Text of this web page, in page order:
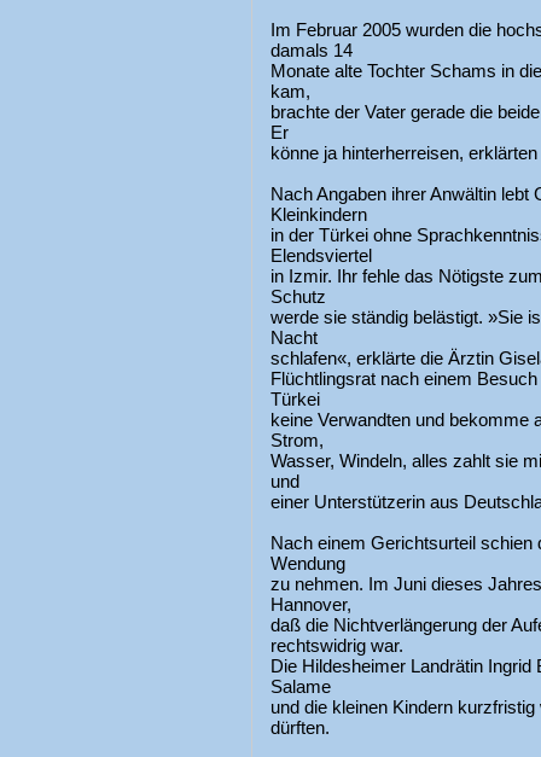
Im Februar 2005 wurden die
damals 14
Monate alte Tochter Schams in
kam,
brachte der Vater gerade die
Er
könne ja hinterherreisen,
Nach Angaben ihrer Anwältin lebt
Kleinkindern
in der Türkei ohne
Elendsviertel
in Izmir. Ihr fehle das Nötigste
Schutz
werde sie ständig belästigt. »Sie
Nacht
schlafen«, erklärte die Ärztin
Flüchtlingsrat nach einem
Türkei
keine Verwandten und bekomme
Strom,
Wasser, Windeln, alles zahlt sie
und
einer Unterstützerin aus
Nach einem Gerichtsurteil
Wendung
zu nehmen. Im Juni dieses
Hannover,
daß die Nichtverlängerung der
rechtswidrig war.
Die Hildesheimer Landrätin
Salame
und die kleinen Kindern
dürften.